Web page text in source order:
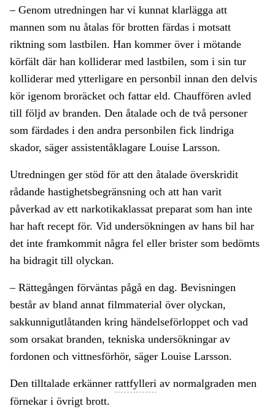
– Genom utredningen har vi kunnat klarlägga att
mannen som nu åtalas för brotten färdas i motsatt
riktning som lastbilen. Han kommer över i mötande
körfält där han kolliderar med lastbilen, som i sin tur
kolliderar med ytterligare en personbil innan den delvis
kör igenom broräcket och fattar eld. Chauffören avled
till följd av branden. Den åtalade och de två personer
som färdades i den andra personbilen fick lindriga
skador, säger assistentåklagare Louise Larsson.
Utredningen ger stöd för att den åtalade överskridit
rådande hastighetsbegränsning och att han varit
påverkad av ett narkotikaklassat preparat som han inte
har haft recept för. Vid undersökningen av hans bil har
det inte framkommit några fel eller brister som bedömts
ha bidragit till olyckan.
– Rättegången förväntas pågå en dag. Bevisningen
består av bland annat filmmaterial över olyckan,
sakkunnigutlåtanden kring händelseförloppet och vad
som orsakat branden, tekniska undersökningar av
fordonen och vittnesförhör, säger Louise Larsson.
Den tilltalade erkänner rattfylleri av normalgraden men
förnekar i övrigt brott.